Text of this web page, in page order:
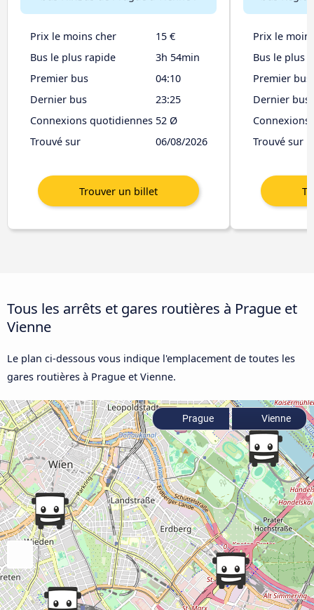
Prix le moins cher
15 €
Bus le plus rapide
3h 54min
Premier bus
04:10
Dernier bus
23:25
Connexions quotidiennes 52 Ø
Trouvé sur
06/08/2026
Prix le
Bus le plus
Premier bus
Dernier bus
Trouvé sur
Tous les arrêts et gares routières à Prague et
Vienne
Le plan ci-dessous vous indique l'emplacement de toutes les
gares routières à Prague et Vienne.
Prague Vienne